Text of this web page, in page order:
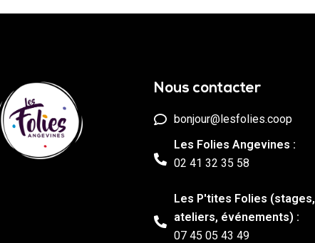
Nous contacter
bonjour@lesfolies.coop
Les Folies Angevines :
02 41 32 35 58
Les P'tites Folies (stages,
ateliers, événements) :
07 45 05 43 49